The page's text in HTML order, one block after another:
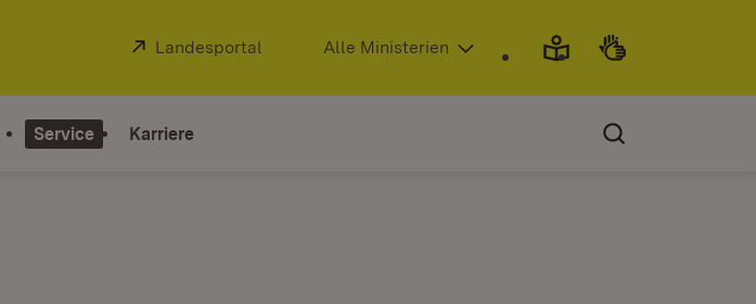
Extern:
Landesportal (Öffnet in neuem Fenster)
Alle Ministerien
Service Karriere